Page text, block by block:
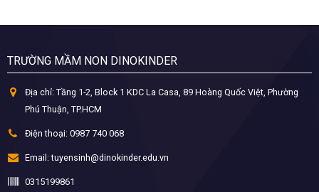
TRƯỜNG MẦM NON DINOKINDER
Địa chỉ: Tầng 1-2, Block 1 KDC La Casa, 89 Hoàng Quốc Việt, Phường
Phú Thuận, TP.HCM
Điện thoại: 0987 740 068
Email: tuyensinh@dinokinder.edu.vn
0315199861